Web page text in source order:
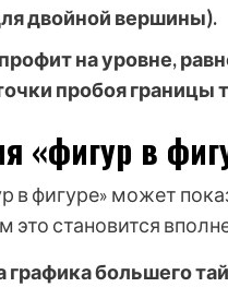
двойной вершины).
на уровне,
пробоя границы
«фигур в
в фигуре» может
это становится
графика большего